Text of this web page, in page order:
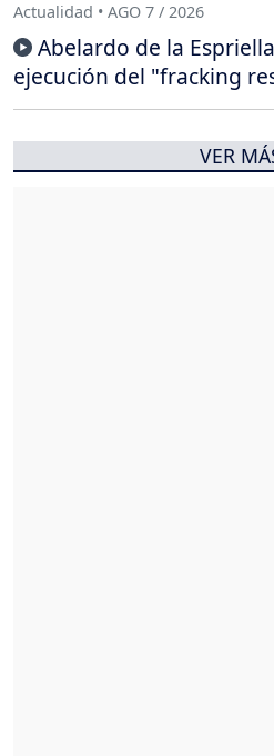
Actualidad • AGO 7 / 2026
Abelardo de la
ejecución del "fracking
VER